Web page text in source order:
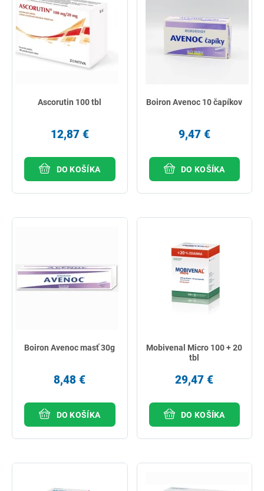
Ascorutin 100 tbl
12,87 €
DO KOŠÍKA
Boiron Avenoc 10 čapíkov
9,47 €
DO KOŠÍKA
Boiron Avenoc masť 30g
8,48 €
DO KOŠÍKA
Mobivenal Micro 100 + 20
tbl
29,47 €
DO KOŠÍKA